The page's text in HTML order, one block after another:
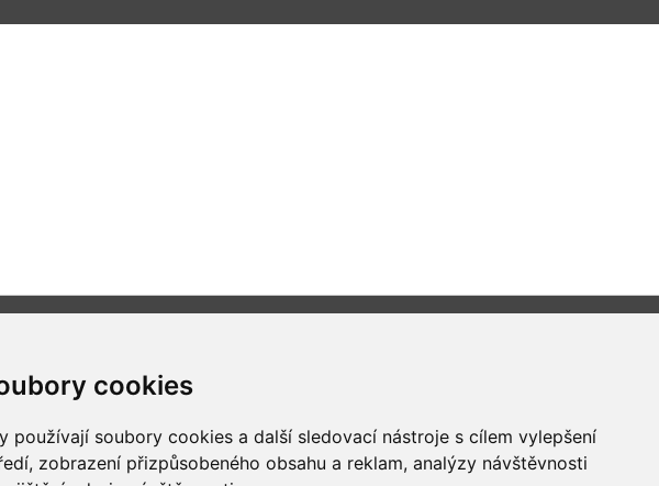
cookies
používají soubory cookies a další sledovací nástroje s cílem vylepšení
zobrazení přizpůsobeného obsahu a reklam, analýzy návštěvnosti
Všechna práva vyhrazena
Bravura s.r.o. © 2026
profesionální webové stránky: triangl web